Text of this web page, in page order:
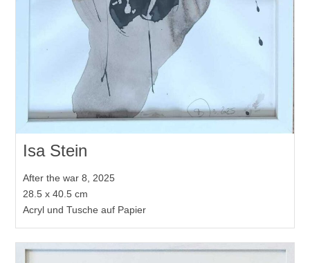
Isa Stein
After the war 8, 2025
28.5 x 40.5 cm
Acryl und Tusche auf Papier